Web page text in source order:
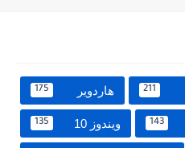
211 هاردوير 175
143 ويندوز 10 135